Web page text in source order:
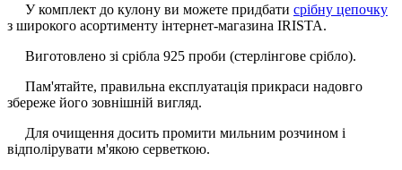
У комплект до кулону ви можете придбати срібну цепочку
з широкого асортименту інтернет-магазина IRISTA.
Виготовлено зі срібла 925 проби (стерлінгове срібло).
Пам'ятайте, правильна експлуатація прикраси надовго
збереже його зовнішній вигляд.
Для очищення досить промити мильним розчином і
відполірувати м'якою серветкою.